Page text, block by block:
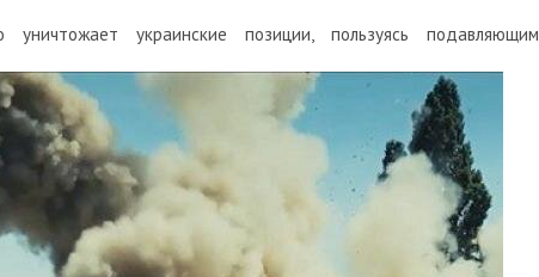
уничтожает украинские позиции, пользуясь подавляющим